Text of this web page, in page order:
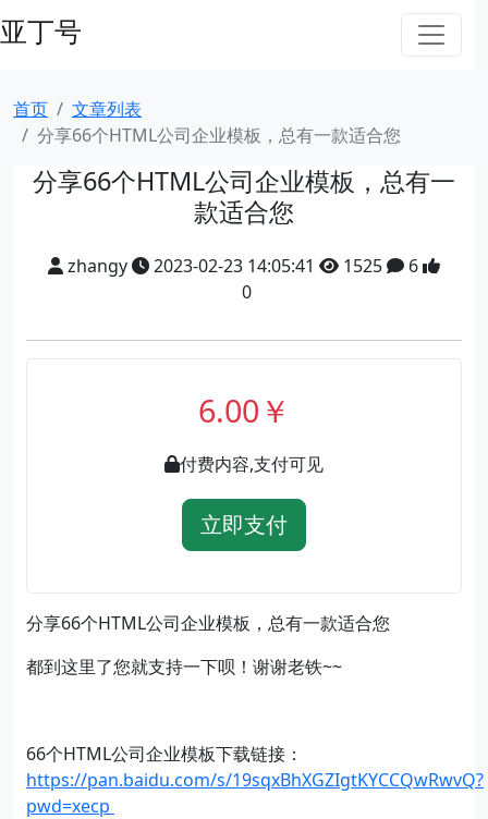
亚丁号
首页
文章列表
分享66个HTML公司企业模板，总有一款适合您
分享66个HTML公司企业模板，总有一
款适合您
zhangy 2023-02-23 14:05:41 1525
6
0
6.00￥
付费内容,支付可见
立即支付
分享66个HTML公司企业模板，总有一款适合您
都到这里了您就支持一下呗！谢谢老铁~~
66个HTML公司企业模板下载链接：
https://pan.baidu.com/s/19sqxBhXGZIgtKYCCQwRwvQ?
pwd=xecp